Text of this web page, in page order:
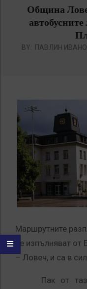
Община
BY: ПАВЛИН
Маршрутните
се изпълняват
– Ловеч, и са в
Пак от тази